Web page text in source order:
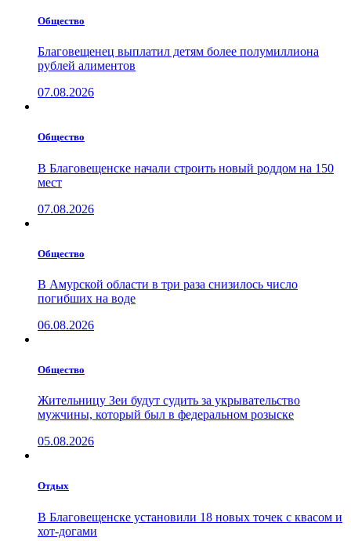
Общество
Благовещенец выплатил детям более полумиллиона
рублей алиментов
07.08.2026
Общество
В Благовещенске начали строить новый роддом на 150
мест
07.08.2026
Общество
В Амурской области в три раза снизилось число
погибших на воде
06.08.2026
Общество
Жительницу Зеи будут судить за укрывательство
мужчины, который был в федеральном розыске
05.08.2026
Отдых
В Благовещенске установили 18 новых точек с квасом и
хот-догами